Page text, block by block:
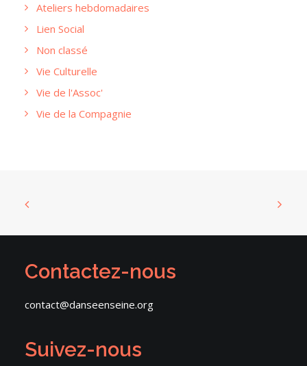
Ateliers hebdomadaires
Lien Social
Non classé
Vie Culturelle
Vie de l'Assoc'
Vie de la Compagnie
Contactez-nous
contact@danseenseine.org
Suivez-nous